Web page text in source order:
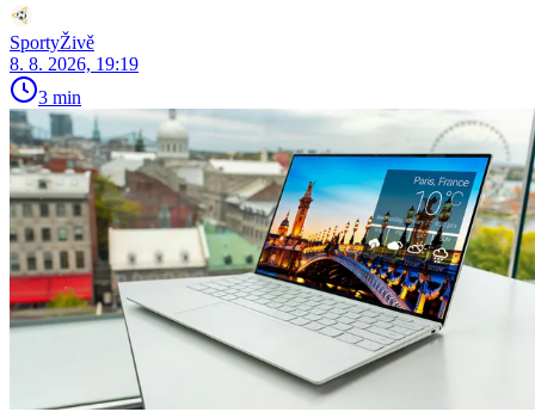
SportyŽivě
8. 8. 2026, 19:19
3 min